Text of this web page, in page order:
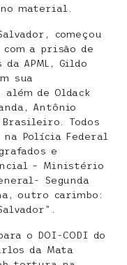
material.
começou
a prisão de
APML, Gildo
sua
de Oldack
Antônio
Todos
Polícia Federal
e
– Ministério
Segunda
outro carimbo:
o DOI-CODI do
da Mata